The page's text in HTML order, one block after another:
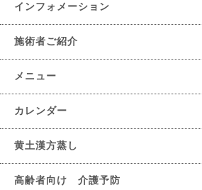
インフォメーション
施術者ご紹介
メニュー
カレンダー
黄土漢方蒸し
高齢者向け 介護予防